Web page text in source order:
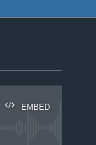
EMBED